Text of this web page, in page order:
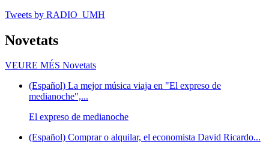
Tweets by RADIO_UMH
Novetats
VEURE MÉS Novetats
(Español) La mejor música viaja en "El expreso de
medianoche",...
El expreso de medianoche
(Español) Comprar o alquilar, el economista David Ricardo...